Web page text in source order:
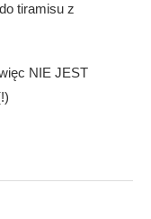
tiramisu z
NIE JEST